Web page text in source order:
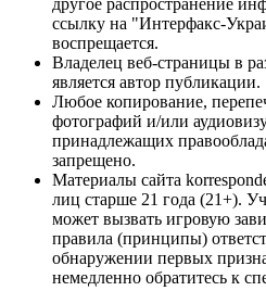
ссылку на "Интерфакс-
воспрещается.
Владелец веб-страницы в
является автор публикации.
Любое копирование,
фотографий и/или
принадлежащих
запрещено.
Материалы сайта
лиц старше 21 года (21+).
может вызвать игровую
правила (принципы)
обнаружении первых
немедленно обратитесь к